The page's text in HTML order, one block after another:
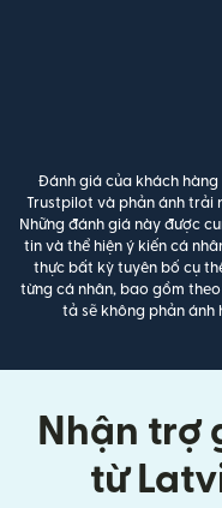
Đánh giá của khách
Trustpilot và phản ánh trải
Những đánh giá này được
tin và thể hiện ý kiến cá
thực bất kỳ tuyên bố cụ
từng cá nhân, bao gồm
tả sẽ không phản ánh
Nhận trợ
từ